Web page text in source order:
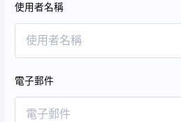
使用者名稱
電子郵件